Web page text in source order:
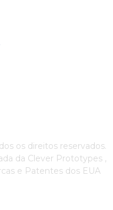
os direitos reservados.
da Clever Prototypes ,
e Patentes dos EUA